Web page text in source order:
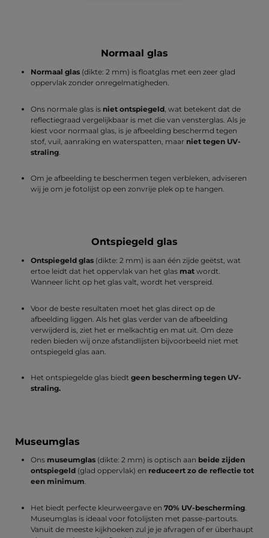
Normaal glas
Normaal glas(dikte: 2 mm) is floatglas met een zeer glad
oppervlak zonder onregelmatigheden.
Ons normale glas is niet ontspiegeld, wat betekent dat de
reflectiegraad vergelijkbaar is met die van vensterglas. Als je
kiest voor normaal glas, is je afbeelding beschermd tegen
stof, vuil, aanraking en waterspatten, maar niet tegen UV-
straling.
Om je afbeelding te beschermen tegen verbleken, adviseren
wij je om je fotolijst op een zonvrije plek op te hangen.
Ontspiegeld glas
Ontspiegeld glas(dikte: 2 mm) is aan één zijde geëtst, wat
ertoe leidt dat het oppervlak van het glas matwordt.
Wanneer licht op het glas valt, wordt het verspreid.
Voor de beste resultaten moet het glas direct op de
afbeelding liggen. Als het glas verder van de afbeelding
verwijderd is, ziet het er melkachtig en mat uit. Om deze
reden bieden wij onze afstandlijsten bijvoorbeeld niet met
ontspiegeld glas aan.
Het ontspiegelde glas biedt geen bescherming tegen UV-
straling.
Museumglas
Ons museumglas (dikte: 2 mm) is optisch aan beide zijden
ontspiegeld(glad oppervlak) en reduceert zo de reflectie tot
een minimum.
Het biedt perfecte kleurweergave en 70% UV-bescherming.
Museumglas is ideaal voor fotolijsten met passe-partouts.
Vanuit de meeste kijkhoeken zul je je afvragen of er überhaupt